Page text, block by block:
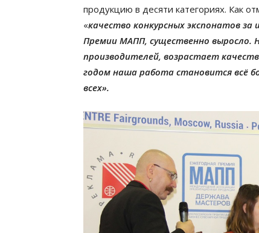
продукцию в десяти категориях. Как
«качество конкурсных экспонатов
Премии МАПП, существенно выросло.
производителей, возрастает
годом наша работа становится всё
всех».